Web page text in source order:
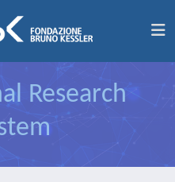
Research